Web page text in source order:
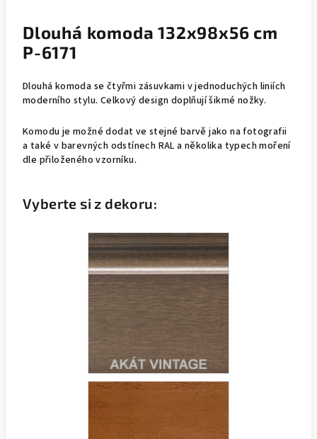
Dlouhá komoda 132x98x56 cm
P-6171
Dlouhá komoda se čtyřmi zásuvkami v jednoduchých liniích
moderního stylu. Celkový design doplňují šikmé nožky.
Komodu je možné dodat ve stejné barvě jako na fotografii
a také v barevných odstínech RAL a několika typech moření
dle přiloženého vzorníku.
Vyberte si z dekoru: